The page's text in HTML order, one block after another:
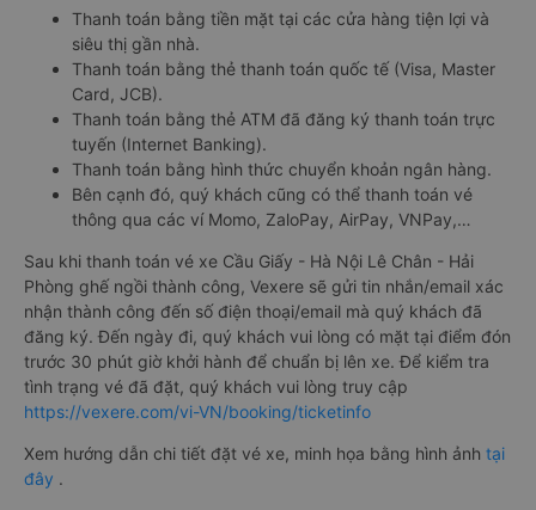
Thanh toán bằng tiền mặt tại các cửa hàng tiện lợi và
siêu thị gần nhà.
Thanh toán bằng thẻ thanh toán quốc tế (Visa, Master
Card, JCB).
Thanh toán bằng thẻ ATM đã đăng ký thanh toán trực
tuyến (Internet Banking).
Thanh toán bằng hình thức chuyển khoản ngân hàng.
Bên cạnh đó, quý khách cũng có thể thanh toán vé
thông qua các ví Momo, ZaloPay, AirPay, VNPay,…
Sau khi thanh toán vé xe Cầu Giấy - Hà Nội Lê Chân - Hải
Phòng ghế ngồi thành công, Vexere sẽ gửi tin nhắn/email xác
nhận thành công đến số điện thoại/email mà quý khách đã
đăng ký. Đến ngày đi, quý khách vui lòng có mặt tại điểm đón
trước 30 phút giờ khởi hành để chuẩn bị lên xe. Để kiểm tra
tình trạng vé đã đặt, quý khách vui lòng truy cập
https://vexere.com/vi-VN/booking/ticketinfo
Xem hướng dẫn chi tiết đặt vé xe, minh họa bằng hình ảnh tại
đây .